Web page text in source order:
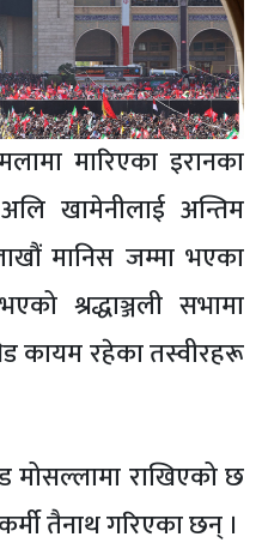
मारिएका इरानका
खामेनीलाई अन्तिम
मानिस जम्मा भएका
श्रद्धाञ्जली सभामा
कायम रहेका तस्वीरहरू
मोसल्लामा राखिएको छ
तैनाथ गरिएका छन् ।